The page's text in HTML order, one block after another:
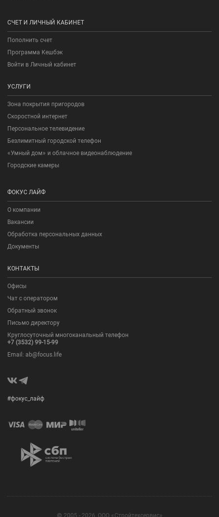
СЧЕТ И ЛИЧНЫЙ КАБИНЕТ
Пополнить счет
Программа Кешбэк
Войти в Личный кабинет
УСЛУГИ
Зона покрытия пригородов
Скоростной интернет
Персональное телевидение
Безлимитный городской телефон
«Умный дом» и облачное видеонаблюдение
Городские камеры
ФОКУС ЛАЙФ
О компании
Вакансии
Обработка персональных данных
Документы
КОНТАКТЫ
Офисы
Чат с оператором
Обратный звонок
Письмо директору
Круглосуточный многоканальный телефон
+7 (3532) 99-15-99
Email: ab@focus.life
#фокус_лайф
© 2005 - 2026, ООО «Стройтехсервис»